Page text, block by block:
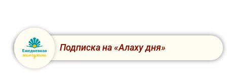
Подписка на «Алаху дня»